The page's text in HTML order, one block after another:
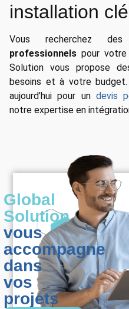
installation
Vous recherchez
professionnels pour
Solution vous propose
besoins et à votre
aujourd’hui pour un devis
notre expertise en
Global
Solution
vous
accompagne
dans
vos
projets